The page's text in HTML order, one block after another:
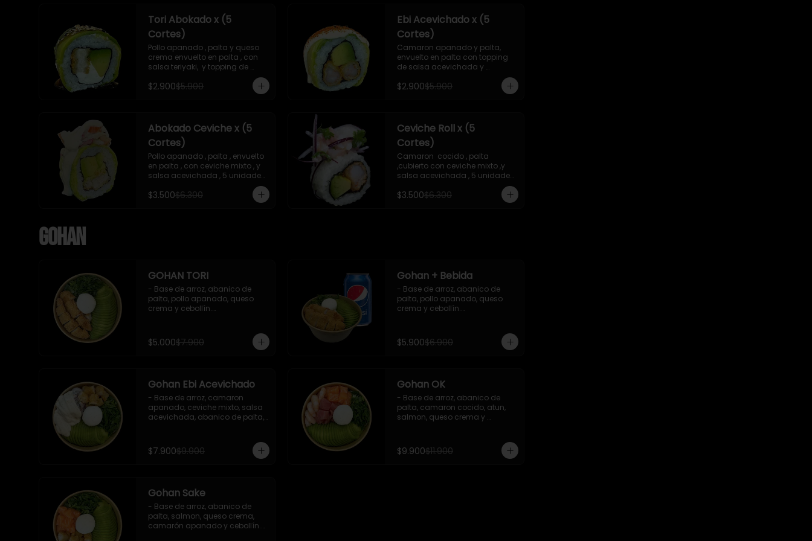
Tori Abokado x (5
Cortes)
Pollo apanado , palta y queso
crema envuelto en palta , con
salsa teriyaki,  y topping de
sesamo , 5 unidades , incluye 1
soya  de 15 ml
$2.900$5.900
Ebi Acevichado x (5
Cortes)
Camaron apanado y palta,
envuelto en palta con topping
de salsa acevichada y
chichimi , 5 unidades , incluye 1
soya de 15 ml
$2.900$5.900
Abokado Ceviche x (5
Cortes)
Pollo apanado , palta , envuelto
en palta , con ceviche mixto , y
salsa acevichada , 5 unidades
$3.500$6.300
Ceviche Roll x (5
Cortes)
Camaron  cocido , palta
,cubierto con ceviche mixto ,y
salsa acevichada , 5 unidades
$3.500$6.300
Gohan
GOHAN TORI
- Base de arroz, abanico de
palta, pollo apanado, queso
crema y cebollín.
$5.000$7.900
Gohan + Bebida
- Base de arroz, abanico de
palta, pollo apanado, queso
crema y cebollín.
disponibilidad)
$5.900$6.900
Gohan Ebi Acevichado
- Base de arroz, camaron
apanado, ceviche mixto, salsa
acevichada, abanico de palta,
$7.900$9.900
Gohan OK
- Base de arroz, abanico de
palta, camaron cocido, atun,
salmon, queso crema y
$9.900$11.900
Gohan Sake
- Base de arroz, abanico de
palta, salmon, queso crema,
camarón apanado y cebollín.